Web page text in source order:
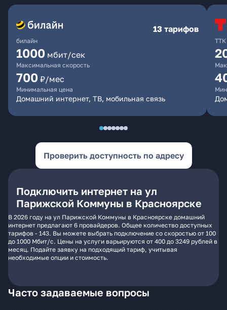
билайн
13 тарифов
1000 мбит/сек
Максимальная скорость
700 ₽/мес
Минимальная цена
Домашний интернет, ТВ, мобильная связь
ТТК
Проверить доступность по адресу
Подключить интернет на ул
Парижской Коммуны в Красноярске
В 2026 году на ул Парижской Коммуны в Красноярске домашний
интернет предлагают 6 провайдеров. Общее количество доступных
тарифов - 143. Вы можете выбрать подключение со скоростью от 100
до 1000 Мбит/с. Цены на услуги варьируются от 400 до 3249 рублей в
месяц. Подайте заявку на подходящий тариф, учитывая
необходимые опции и стоимость.
Часто задаваемые вопросы